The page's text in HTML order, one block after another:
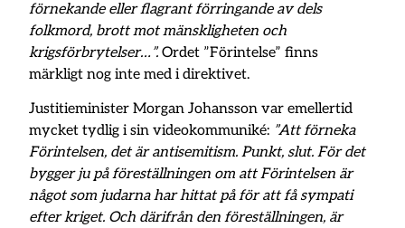
förnekande eller flagrant förringande av dels
folkmord, brott mot mänskligheten och
krigsförbrytelser…”.Ordet ”Förintelse” finns
märkligt nog inte med i direktivet.
Justitieminister Morgan Johansson var emellertid
mycket tydlig i sin videokommuniké: ”Att förneka
Förintelsen, det är antisemitism. Punkt, slut. För det
bygger ju på föreställningen om att Förintelsen är
något som judarna har hittat på för att få sympati
efter kriget. Och därifrån den föreställningen, är